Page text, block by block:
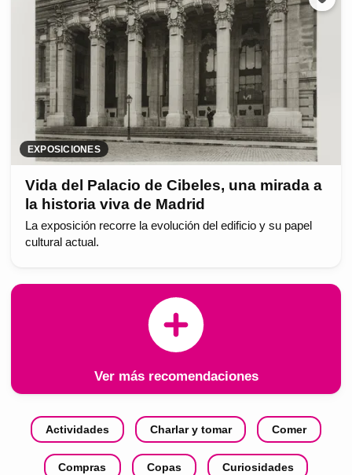
EXPOSICIONES
Vida del Palacio de Cibeles, una mirada a
la historia viva de Madrid
La exposición recorre la evolución del edificio y su papel
cultural actual.
Ver más recomendaciones
Actividades Charlar y tomar Comer
Compras Copas Curiosidades